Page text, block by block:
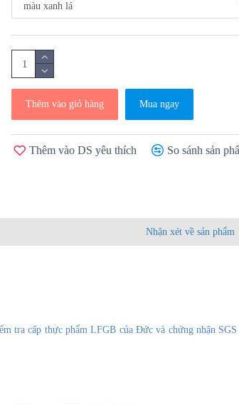
Thêm vào giỏ hàng Mua ngay
Thêm vào DS yêu thích So sánh sản
Nhận xét về sản phẩm
tra cấp thực phẩm LFGB của Đức và chứng nhận SGS